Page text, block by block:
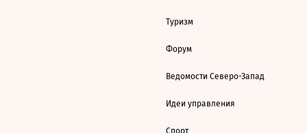
Туризм
Форум
Ведомости Северо-Запад
Идеи управления
Спорт